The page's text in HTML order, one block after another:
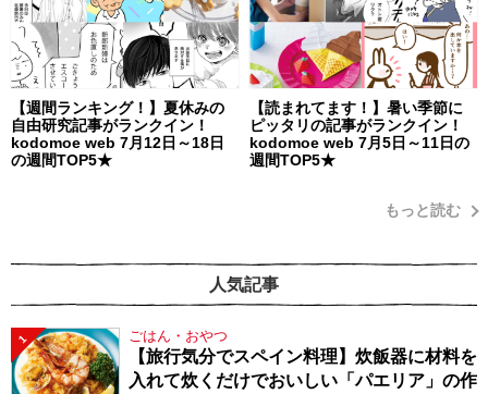
【週間ランキング！】夏休みの
自由研究記事がランクイン！
kodomoe web 7月12日～18日
の週間TOP5★
【読まれてます！】暑い季節に
ピッタリの記事がランクイン！
kodomoe web 7月5日～11日の
週間TOP5★
もっと読む
人気記事
1 ごはん・おやつ
【旅行気分でスペイン料理】炊飯器に材料を
入れて炊くだけでおいしい「パエリア」の作